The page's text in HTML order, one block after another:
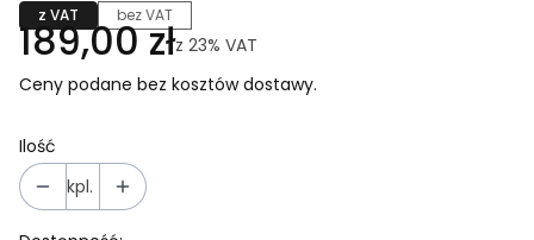
z VAT bez VAT
189,00 złz 23% VAT
Ceny podane bez kosztów dostawy.
Ilość
kpl.